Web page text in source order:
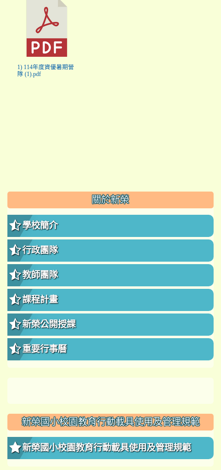
1) 114年度資優暑期營
隊 (1).pdf
::: 關於新榮
學校簡介
行政團隊
教師團隊
課程計畫
新榮公開授課
重要行事曆
新榮國小校園教育行動載具使用及管理規範
新榮國小校園教育行動載具使用及管理規範